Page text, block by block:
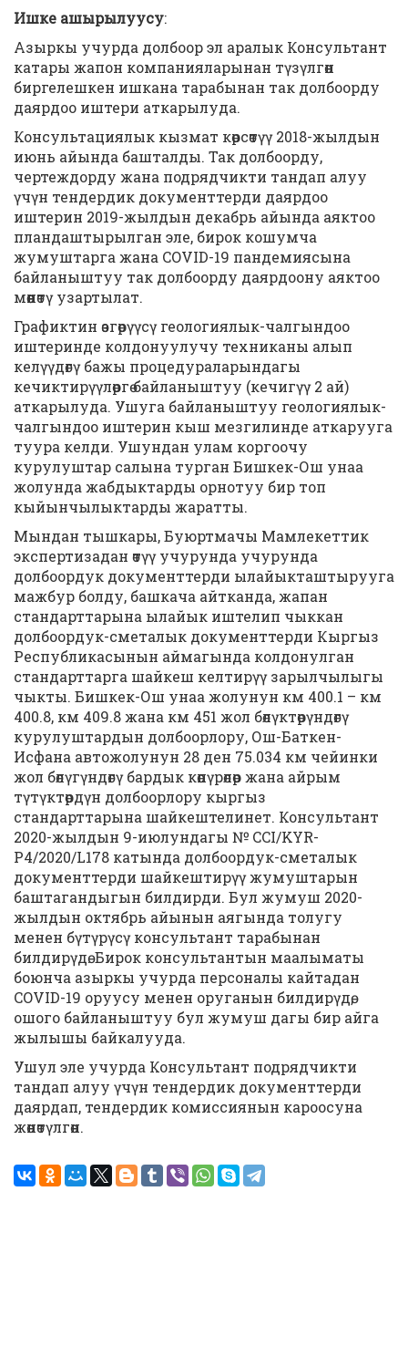
Ишке ашырылуусу:
Азыркы учурда долбоор эл аралык Консультант
катары жапон компанияларынан түзүлгөн
биргелешкен ишкана тарабынан так долбоорду
даярдоо иштери аткарылуда.
Консультациялык кызмат көрсөтүү 2018-жылдын
июнь айында башталды. Так долбоорду,
чертеждорду жана подрядчикти тандап алуу
үчүн тендердик документтерди даярдоо
иштерин 2019-жылдын декабрь айында аяктоо
пландаштырылган эле, бирок кошумча
жумуштарга жана COVID-19 пандемиясына
байланыштуу так долбоорду даярдоону аяктоо
мөөнөтү узартылат.
Графиктин өзгөрүүсү геологиялык-чалгындоо
иштеринде колдонуулучу техниканы алып
келүүдөгү бажы процедураларындагы
кечиктирүүлөргө байланыштуу (кечигүү 2 ай)
аткарылуда. Ушуга байланыштуу геологиялык-
чалгындоо иштерин кыш мезгилинде аткарууга
туура келди. Ушундан улам коргоочу
курулуштар салына турган Бишкек-Ош унаа
жолунда жабдыктарды орнотуу бир топ
кыйынчылыктарды жаратты.
Мындан тышкары, Буюртмачы Мамлекеттик
экспертизадан өтүү учурунда учурунда
долбоордук документтерди ылайыкташтырууга
мажбур болду, башкача айтканда, жапан
стандарттарына ылайык иштелип чыккан
долбоордук-сметалык документтерди Кыргыз
Республикасынын аймагында колдонулган
стандарттарга шайкеш келтирүү зарылчылыгы
чыкты. Бишкек-Ош унаа жолунун км 400.1 – км
400.8, км 409.8 жана км 451 жол бөлүктөрүндөгү
курулуштардын долбоорлору, Ош-Баткен-
Исфана автожолунун 28 ден 75.034 км чейинки
жол бөлүгүндөгү бардык көпүрөлөр жана айрым
түтүктөрдүн долбоорлору кыргыз
стандарттарына шайкештелинет. Консультант
2020-жылдын 9-июлундагы № CCI/KYR-
P4/2020/L178 катында долбоордук-сметалык
документтерди шайкештирүү жумуштарын
баштагандыгын билдирди. Бул жумуш 2020-
жылдын октябрь айынын аягында толугу
менен бүтүрүсү консультант тарабынан
билдирүдө. Бирок консультантын маалыматы
боюнча азыркы учурда персоналы кайтадан
COVID-19 оруусу менен оруганын билдирүдө,
ошого байланыштуу бул жумуш дагы бир айга
жылышы байкалууда.
Ушул эле учурда Консультант подрядчикти
тандап алуу үчүн тендердик документтерди
даярдап, тендердик комиссиянын кароосуна
жөнөтүлгөн.